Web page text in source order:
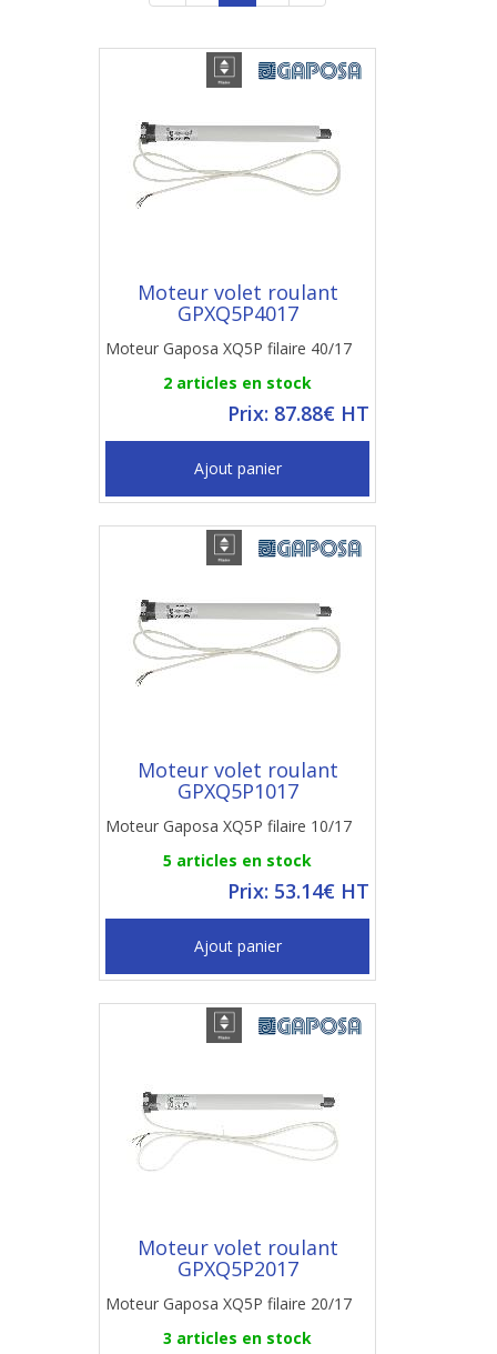
Moteur volet roulant
GPXQ5P4017
Moteur Gaposa XQ5P filaire 40/17
2 articles en stock
Prix: 87.88€ HT
Ajout panier
Moteur volet roulant
GPXQ5P1017
Moteur Gaposa XQ5P filaire 10/17
5 articles en stock
Prix: 53.14€ HT
Ajout panier
Moteur volet roulant
GPXQ5P2017
Moteur Gaposa XQ5P filaire 20/17
3 articles en stock